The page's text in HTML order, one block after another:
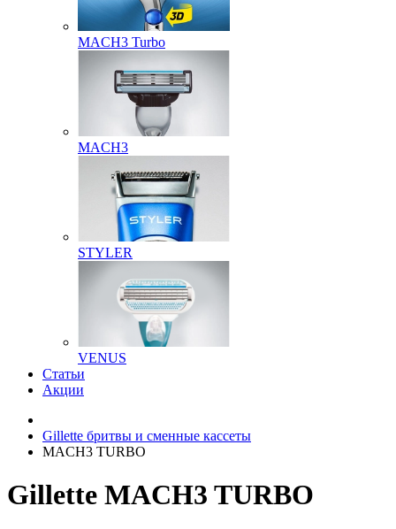
MACH3 Turbo
MACH3
STYLER
VENUS
Статьи
Акции
Gillette бритвы и сменные кассеты
MACH3 TURBO
Gillette MACH3 TURBO